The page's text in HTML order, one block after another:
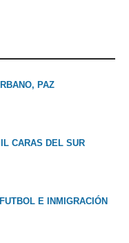
PAZ
CARAS DEL SUR
E INMIGRACIÓN